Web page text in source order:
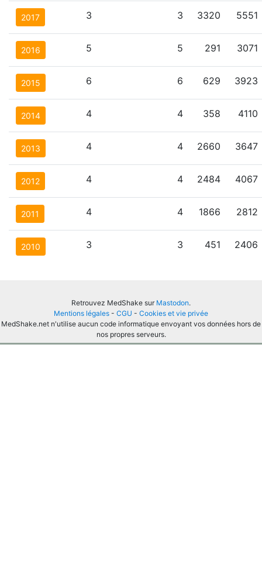
2017 3 3 3320 5551
2016 5 5 291 3071
2015 6 6 629 3923
2014 4 4 358 4110
2013 4 4 2660 3647
2012 4 4 2484 4067
2011 4 4 1866 2812
2010 3 3 451 2406
Retrouvez MedShake sur Mastodon.
Mentions légales - CGU - Cookies et vie privée
MedShake.net n'utilise aucun code informatique envoyant vos données hors de
nos propres serveurs.